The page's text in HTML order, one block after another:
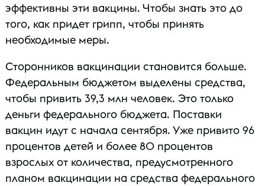
эффективны эти вакцины. Чтобы знать это до
того, как придет грипп, чтобы принять
необходимые меры.
Сторонников вакцинации становится больше.
Федеральным бюджетом выделены средства,
чтобы привить 39,3 млн человек. Это только
деньги федерального бюджета. Поставки
вакцин идут с начала сентября. Уже привито 96
процентов детей и более 80 процентов
взрослых от количества, предусмотренного
планом вакцинации на средства федерального